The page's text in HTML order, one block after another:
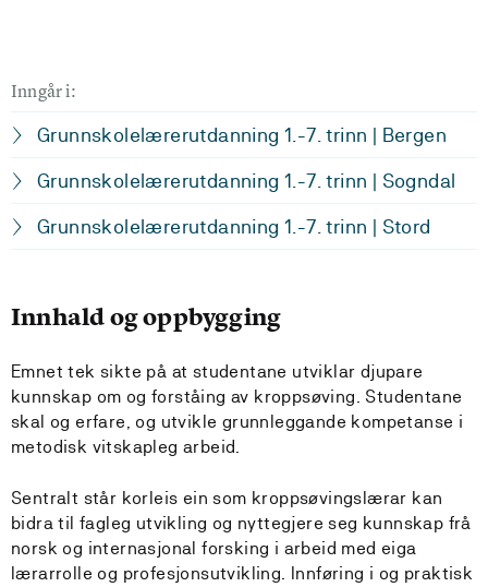
Inngår i:
Grunnskolelærerutdanning 1.-7. trinn | Bergen
Grunnskolelærerutdanning 1.-7. trinn | Sogndal
Grunnskolelærerutdanning 1.-7. trinn | Stord
Innhald og oppbygging
Emnet tek sikte på at studentane utviklar djupare
kunnskap om og forståing av kroppsøving. Studentane
skal og erfare, og utvikle grunnleggande kompetanse i
metodisk vitskapleg arbeid.
Sentralt står korleis ein som kroppsøvingslærar kan
bidra til fagleg utvikling og nyttegjere seg kunnskap frå
norsk og internasjonal forsking i arbeid med eiga
lærarrolle og profesjonsutvikling. Innføring i og praktisk